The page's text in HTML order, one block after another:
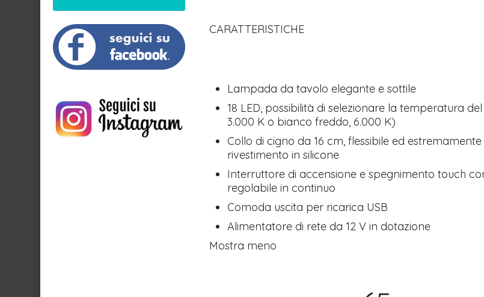
CARATTERISTICHE
Lampada da tavolo elegante e sottile
18 LED, possibilità di selezionare la temperatura
3.000 K o bianco freddo, 6.000 K)
Collo di cigno da 16 cm, flessibile ed
rivestimento in silicone
Interruttore di accensione e spegnimento touch
regolabile in continuo
Comoda uscita per ricarica USB
Alimentatore di rete da 12 V in dotazione
Mostra meno